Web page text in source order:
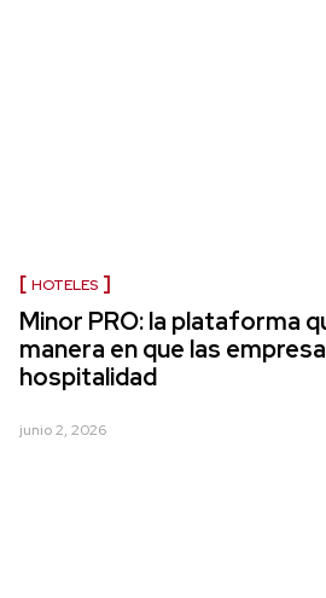
HOTELES
Minor PRO: la plataforma
manera en que las
hospitalidad
junio 2, 2026